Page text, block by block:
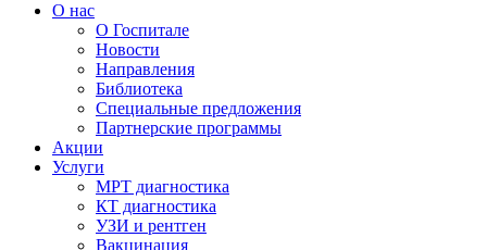
О нас
О Госпитале
Новости
Направления
Библиотека
Специальные предложения
Партнерские программы
Акции
Услуги
МРТ диагностика
КТ диагностика
УЗИ и рентген
Вакцинация